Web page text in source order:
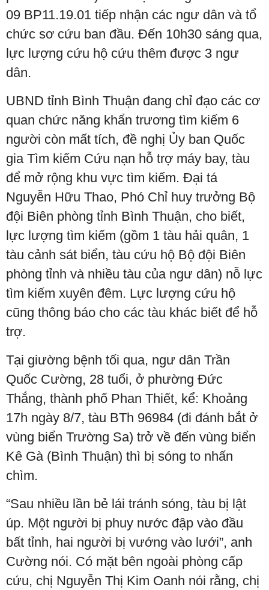
09 BP11.19.01 tiếp nhận các ngư dân và tổ
chức sơ cứu ban đầu. Đến 10h30 sáng qua,
lực lượng cứu hộ cứu thêm được 3 ngư
dân.
UBND tỉnh Bình Thuận đang chỉ đạo các cơ
quan chức năng khẩn trương tìm kiếm 6
người còn mất tích, đề nghị Ủy ban Quốc
gia Tìm kiếm Cứu nạn hỗ trợ máy bay, tàu
để mở rộng khu vực tìm kiếm. Đại tá
Nguyễn Hữu Thao, Phó Chỉ huy trưởng Bộ
đội Biên phòng tỉnh Bình Thuận, cho biết,
lực lượng tìm kiếm (gồm 1 tàu hải quân, 1
tàu cảnh sát biển, tàu cứu hộ Bộ đội Biên
phòng tỉnh và nhiều tàu của ngư dân) nỗ lực
tìm kiếm xuyên đêm. Lực lượng cứu hộ
cũng thông báo cho các tàu khác biết để hỗ
trợ.
Tại giường bệnh tối qua, ngư dân Trần
Quốc Cường, 28 tuổi, ở phường Đức
Thắng, thành phố Phan Thiết, kể: Khoảng
17h ngày 8/7, tàu BTh 96984 (đi đánh bắt ở
vùng biển Trường Sa) trở về đến vùng biển
Kê Gà (Bình Thuận) thì bị sóng to nhấn
chìm.
“Sau nhiều lần bẻ lái tránh sóng, tàu bị lật
úp. Một người bị phuy nước đập vào đầu
bất tỉnh, hai người bị vướng vào lưới”, anh
Cường nói. Có mặt bên ngoài phòng cấp
cứu, chị Nguyễn Thị Kim Oanh nói rằng, chị